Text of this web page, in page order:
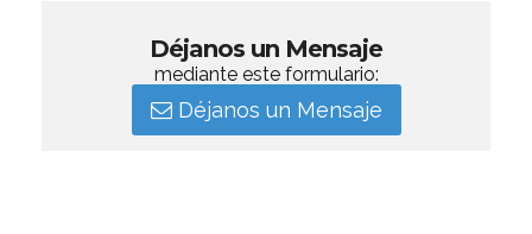
Déjanos un Mensaje
mediante este formulario:
Déjanos un Mensaje